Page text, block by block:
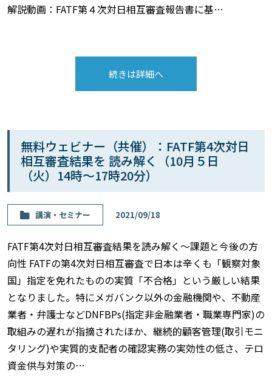
解説動画：FATF第４次対日相互審査報告書に基…
続きは詳細へ
無料ウェビナー（共催）：FATF第4次対日
相互審査結果を 読み解く（10月５日
（火）14時〜17時20分）
講演・セミナー 2021/09/18
FATF第4次対日相互審査結果を読み解く〜課題と今後の方
向性 FATFの第4次対日相互審査で日本は辛くも「観察対象
国」指定を免れたものの実質「不合格」という厳しい結果
となりました。特にメガバンク以外の金融機関や、不動産
業者・弁護士などDNFBPs(指定非金融業者・職業専門家)の
取組みの遅れが指摘されたほか、継続的顧客管理(取引モニ
タリング)や実質的支配者の確認実務の実効性の低さ、テロ
資金供与対策の…